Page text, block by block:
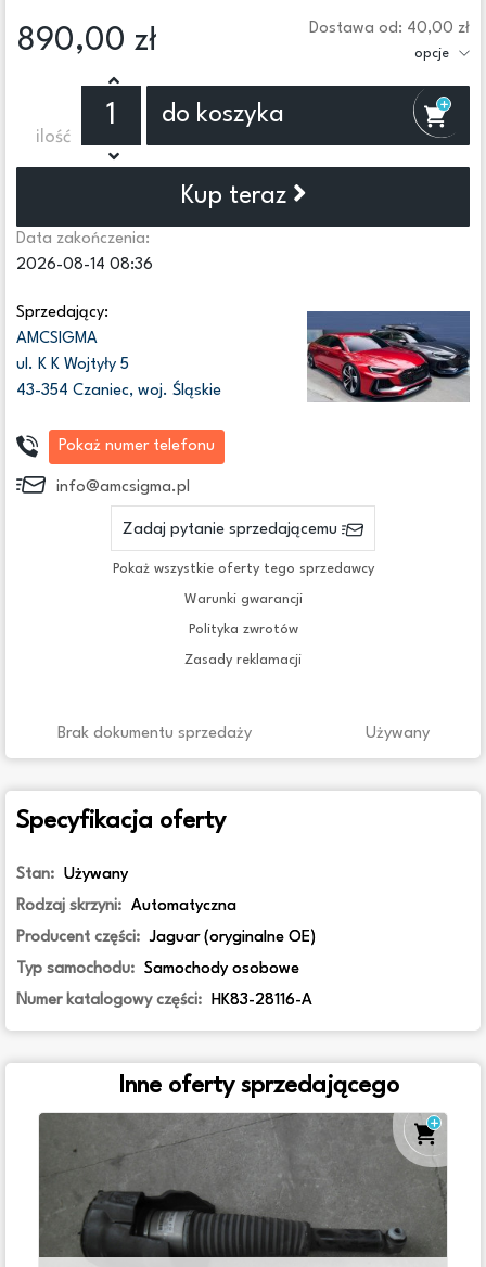
890,00 zł Dostawa od: 40,00 zł
opcje
ilość
do koszyka
Kup teraz
Data zakończenia:
2026-08-14 08:36
Sprzedający:
AMCSIGMA
ul. K K Wojtyły 5
43-354 Czaniec, woj. Śląskie
Pokaż numer telefonu
info@amcsigma.pl
Zadaj pytanie sprzedającemu
Pokaż wszystkie oferty tego sprzedawcy
Warunki gwarancji
Polityka zwrotów
Zasady reklamacji
Brak dokumentu sprzedaży Używany
Specyfikacja oferty
Stan: Używany
Rodzaj skrzyni: Automatyczna
Producent części: Jaguar (oryginalne OE)
Typ samochodu: Samochody osobowe
Numer katalogowy części: HK83-28116-A
Inne oferty sprzedającego